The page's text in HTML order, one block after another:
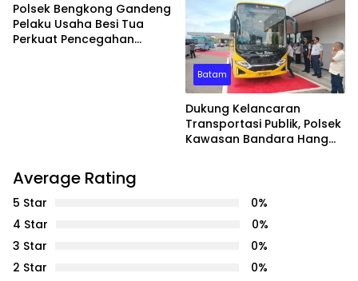
Polsek Bengkong Gandeng
Pelaku Usaha Besi Tua
Perkuat Pencegahan
Batam
Dukung Kelancaran
Transportasi Publik, Polsek
Kawasan Bandara Hang
Average Rating
5 Star
0%
4 Star
0%
3 Star
0%
2 Star
0%